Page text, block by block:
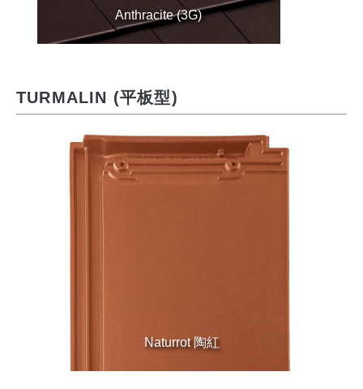
Anthracite (3G)
TURMALIN (平板型)
Naturrot 陶紅